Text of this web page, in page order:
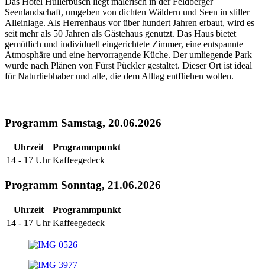
Seenlandschaft, umgeben von dichten Wäldern und Seen in stiller
Alleinlage. Als Herrenhaus vor über hundert Jahren erbaut, wird es
seit mehr als 50 Jahren als Gästehaus genutzt. Das Haus bietet
gemütlich und individuell eingerichtete Zimmer, eine entspannte
Atmosphäre und eine hervorragende Küche. Der umliegende Park
wurde nach Plänen von Fürst Pückler gestaltet. Dieser Ort ist ideal
für Naturliebhaber und alle, die dem Alltag entfliehen wollen.
Programm Samstag, 20.06.2026
Uhrzeit
Programmpunkt
14 - 17 Uhr Kaffeegedeck
Programm Sonntag, 21.06.2026
Uhrzeit
Programmpunkt
14 - 17 Uhr Kaffeegedeck